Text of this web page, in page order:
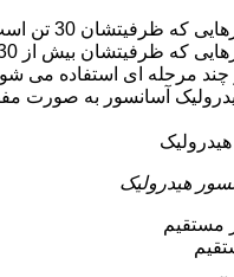
برای
مرحله ای استفاده می
آسانسور به صورت
هیدرولیک
مستقیم